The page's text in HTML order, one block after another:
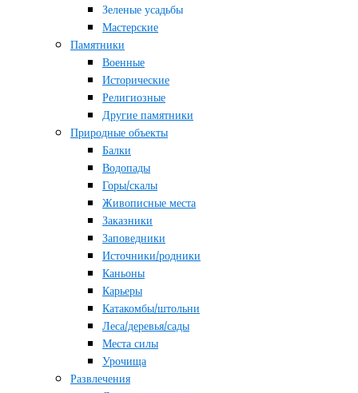
Зеленые усадьбы
Мастерские
Памятники
Военные
Исторические
Религиозные
Другие памятники
Природные объекты
Балки
Водопады
Горы/скалы
Живописные места
Заказники
Заповедники
Источники/родники
Каньоны
Карьеры
Катакомбы/штольни
Леса/деревья/сады
Места силы
Урочища
Развлечения